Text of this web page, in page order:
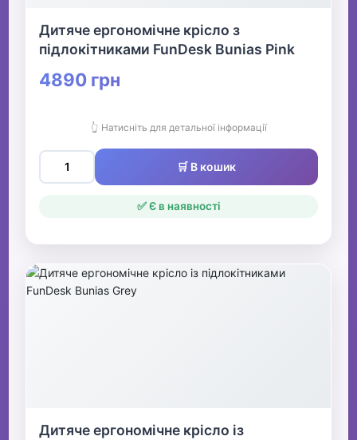
Дитяче ергономічне крісло з
підлокітниками FunDesk Bunias Pink
4890 грн
👆 Натисніть для детальної інформації
🛒 В кошик
✅ Є в наявності
Дитяче ергономічне крісло із